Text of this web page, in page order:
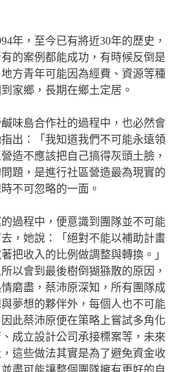
年，至今已有將近30年的歷史，
的案例都能成功，有時候反倒是
方青年可能因為經費、資源等種
家鄉，長期在鄉土定居。
味島合作社的過程中，也必然會
出：「我知道我們不可能永遠領
造不應該把自己搞得灰頭土臉，
題，是進行社區營造最為現實的
不可忽略的一面。
過程中，便意識到團隊並不可能
，她說：「絕對不能以補助計畫
把收入的比例做調整與轉換。」
以會到最後樹倒猢猻散的原因，
磨盡，蔡沛原深知，所有團隊成
夢想的夥伴外，每個人也不可能
此蔡沛原便在策略上嘗試多角化
成立設計公司承接標案等，未來
這些做法其實是為了避免資金收